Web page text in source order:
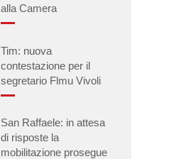
alla Camera
Tim: nuova
contestazione per il
segretario Flmu Vivoli
San Raffaele: in attesa
di risposte la
mobilitazione prosegue